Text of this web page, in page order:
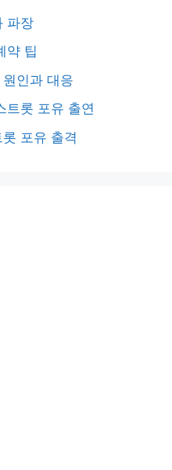
파장
약 팁
인과 대응
트롯 포유 출연
포유 출격